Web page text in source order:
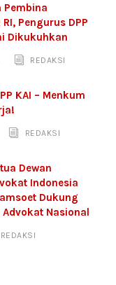
Pembina
Pengurus DPP
Dikukuhkan
REDAKSI
KAI – Menkum
REDAKSI
Dewan
Indonesia
Dukung
Nasional
REDAKSI